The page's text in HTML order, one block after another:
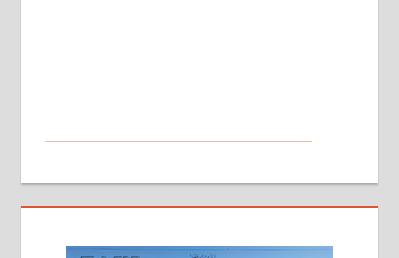
На продају кућа у Алексинцу,
стамбене целине једна уз другу.